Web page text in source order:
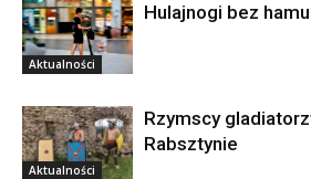
Aktualności
Hulajnogi bez
Aktualności
Rzymscy
Rabsztynie